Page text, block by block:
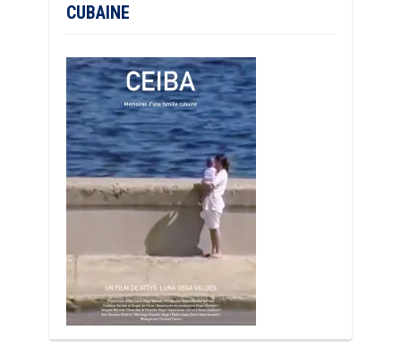
CUBAINE